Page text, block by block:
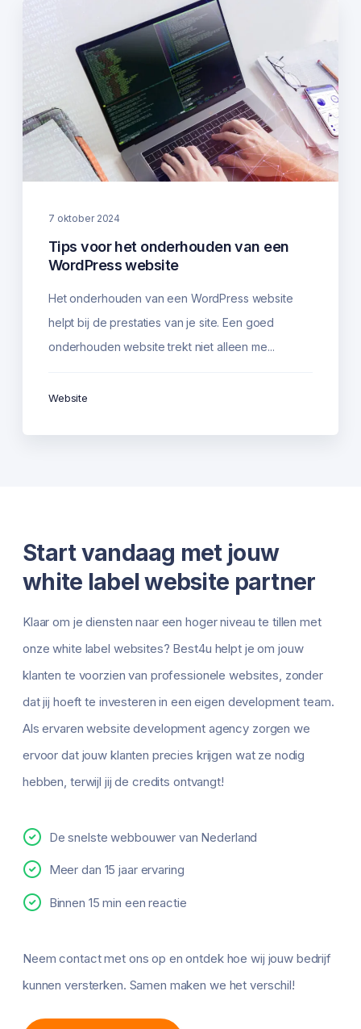
7 oktober 2024
Tips voor het onderhouden van een
WordPress website
Het onderhouden van een WordPress website
helpt bij de prestaties van je site. Een goed
onderhouden website trekt niet alleen me...
Website
Start vandaag met jouw
white label website partner
Klaar om je diensten naar een hoger niveau te tillen met
onze white label websites? Best4u helpt je om jouw
klanten te voorzien van professionele websites, zonder
dat jij hoeft te investeren in een eigen development team.
Als ervaren website development agency zorgen we
ervoor dat jouw klanten precies krijgen wat ze nodig
hebben, terwijl jij de credits ontvangt!
De snelste webbouwer van Nederland
Meer dan 15 jaar ervaring
Binnen 15 min een reactie
Neem contact met ons op en ontdek hoe wij jouw bedrijf
kunnen versterken. Samen maken we het verschil!